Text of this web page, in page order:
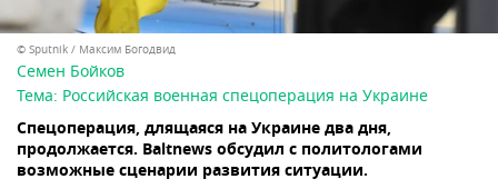
© Sputnik / Максим Богодвид
Семен Бойков
Тема: Российская военная спецоперация на Украине
Спецоперация, длящаяся на Украине два дня,
продолжается. Baltnews обсудил с политологами
возможные сценарии развития ситуации.